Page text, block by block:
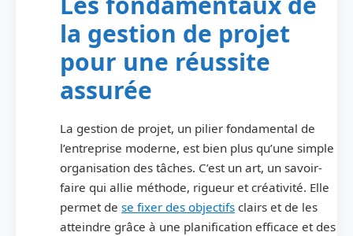
la gestion de projet
pour une réussite
assurée
La gestion de projet, un pilier fondamental de
l’entreprise moderne, est bien plus qu’une simple
organisation des tâches. C’est un art, un savoir-
faire qui allie méthode, rigueur et créativité. Elle
permet de se fixer des objectifs clairs et de les
atteindre grâce à une planification efficace et des